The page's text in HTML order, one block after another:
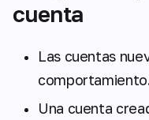
cuenta
Las cuentas
Una cuenta